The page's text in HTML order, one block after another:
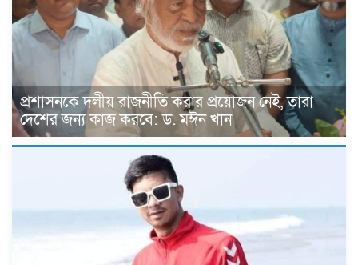
প্রশাসনকে দলীয় রাজনীতি করার প্রয়োজন নেই, তারা
দেশের জন্য কাজ করবে: ড. মঈন খান